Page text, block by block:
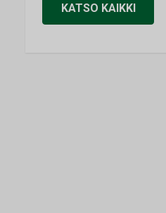
KATSO KAIKKI